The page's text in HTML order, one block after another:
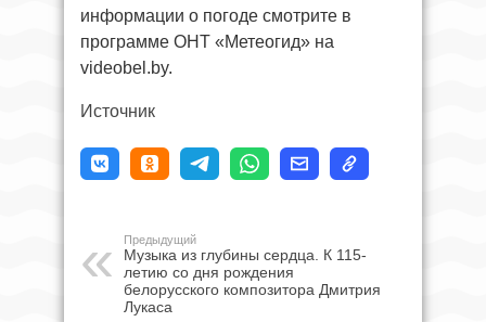
информации о погоде смотрите в
программе ОНТ «Метеогид» на
videobel.by.
Источник
Предыдущий
Музыка из глубины сердца. К 115-
летию со дня рождения
белорусского композитора Дмитрия
Лукаса